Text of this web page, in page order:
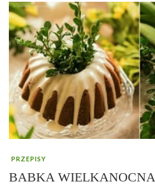
PRZEPISY
BABKA WIELKANOCNA